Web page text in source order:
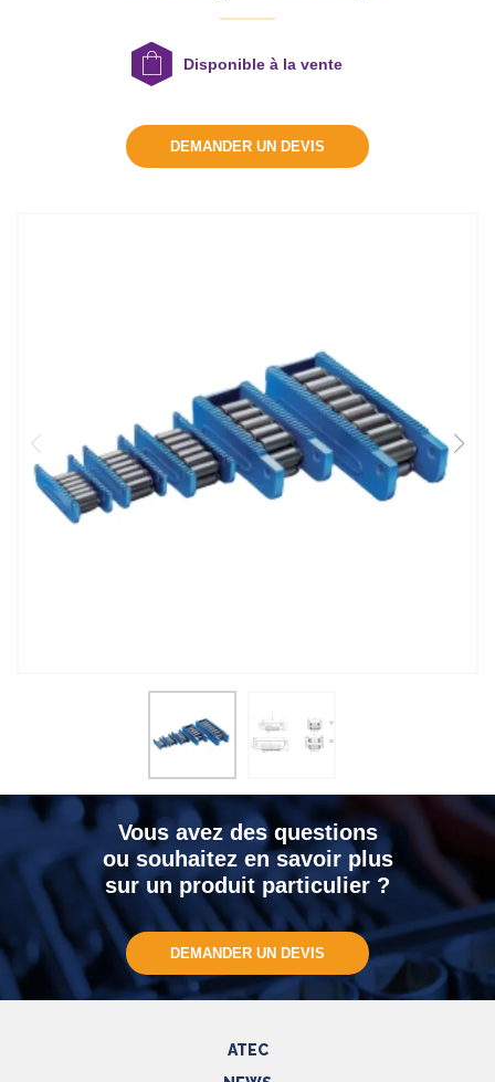
Disponible à la vente
DEMANDER UN DEVIS
Vous avez des questions
ou souhaitez en savoir plus
sur un produit particulier ?
DEMANDER UN DEVIS
ATEC